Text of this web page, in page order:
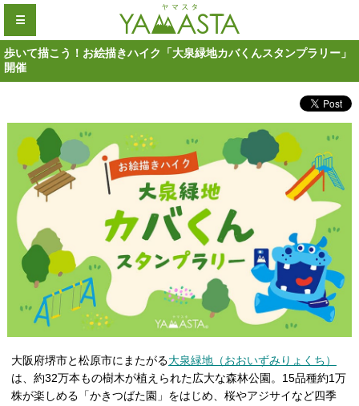
☰
歩いて描こう！お絵描きハイク「大泉緑地カバくんスタンプラリー」
開催
大阪府堺市と松原市にまたがる大泉緑地（おおいずみりょくち）
は、約32万本もの樹木が植えられた広大な森林公園。15品種約1万
株が楽しめる「かきつばた園」をはじめ、桜やアジサイなど四季